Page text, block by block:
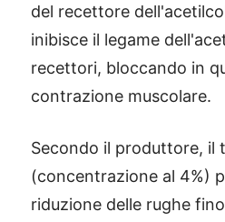
del recettore
inibisce il legame
recettori, bloccando in
contrazione muscolare.
Secondo il produttore, il
(concentrazione al 4%)
riduzione delle rughe